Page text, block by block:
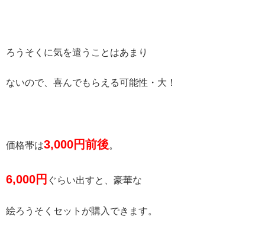
ろうそくに気を遣うことはあまり
ないので、喜んでもらえる可能性・大！
価格帯は3,000円前後。
6,000円 ぐらい出すと、豪華な
絵ろうそくセットが購入できます。